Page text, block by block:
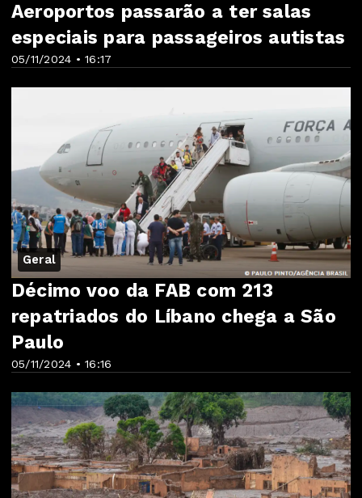
05/11/2024 • 16:17
Aeroportos passarão a ter salas
especiais para passageiros autistas
Geral
05/11/2024 • 16:16
Décimo voo da FAB com 213
repatriados do Líbano chega a São
Paulo